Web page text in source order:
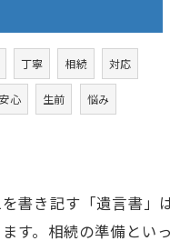
丁寧 相続 対応
安心 生前 悩み
書き記す「遺言書」
す。相続の準備とい